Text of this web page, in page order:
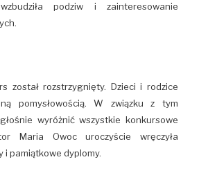
podziw i zainteresowanie
został rozstrzygnięty. Dzieci i rodzice
pomysłowością. W związku z tym
wyróżnić wszystkie konkursowe
Maria Owoc uroczyście wręczyła
i pamiątkowe dyplomy.